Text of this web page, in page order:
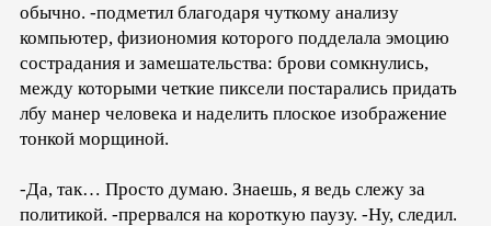
обычно. -подметил благодаря чуткому анализу
компьютер, физиономия которого подделала эмоцию
сострадания и замешательства: брови сомкнулись,
между которыми четкие пиксели постарались придать
лбу манер человека и наделить плоское изображение
тонкой морщиной.
-Да, так… Просто думаю. Знаешь, я ведь слежу за
политикой. -прервался на короткую паузу. -Ну, следил.